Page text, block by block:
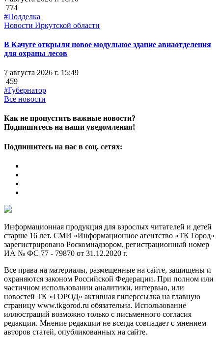
774
#Подделка
Новости Иркутской области
В Качуге открыли новое модульное здание авиаотделения
для охраны лесов
7 августа 2026 г. 15:49
459
#Губернатор
Все новости
Как не пропустить важные новости?
Подпишитесь на наши уведомления!
Подпишитесь на нас в соц. сетях:
Информационная продукция для взрослых читателей и детей
старше 16 лет. СМИ «Информационное агентство «ТК Город»
зарегистрировано Роскомнадзором, регистрационный номер
ИА № ФС 77 - 79870 от 31.12.2020 г.
Все права на материалы, размещенные на сайте, защищены и
охраняются законом Российской Федерации. При полном или
частичном использовании аналитики, интервью, или
новостей ТК «ГОРОД» активная гиперссылка на главную
страницу www.tkgorod.ru обязательна. Использование
иллюстраций возможно только с письменного согласия
редакции. Мнение редакции не всегда совпадает с мнением
авторов статей, опубликованных на сайте.